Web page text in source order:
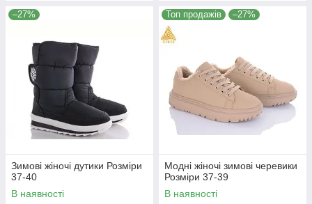
–27%
Зимові жіночі дутики Розміри
37-40
В наявності
Топ продажів –27%
Модні жіночі зимові черевики
Розміри 37-39
В наявності